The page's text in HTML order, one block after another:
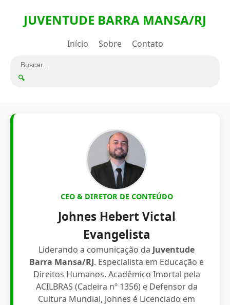
JUVENTUDE BARRA MANSA/RJ
Início Sobre Contato
🔍
CEO & DIRETOR DE CONTEÚDO
Johnes Hebert Victal
Evangelista
Liderando a comunicação da Juventude
Barra Mansa/RJ. Especialista em Educação e
Direitos Humanos. Acadêmico Imortal pela
ACILBRAS (Cadeira nº 1356) e Defensor da
Cultura Mundial, Johnes é Licenciado em